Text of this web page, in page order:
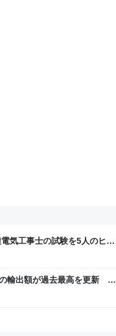
気工事士の試験を5人のヒロ
形式CBT模擬試験”で本格的
報のファミ通.com
輸出額が過去最高を更新 人
生｜FNNプライムオンライ